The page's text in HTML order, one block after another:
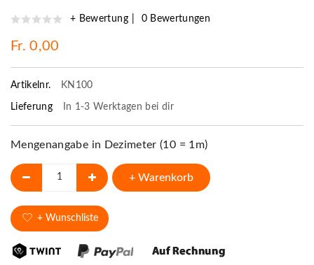
+ Bewertung 0 Bewertungen
Fr. 0,00
Artikelnr. KN100
Lieferung In 1-3 Werktagen bei dir
Mengenangabe in Dezimeter (10 = 1m)
+ Warenkorb
+ Wunschliste